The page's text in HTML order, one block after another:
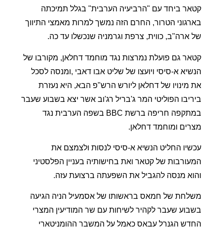
קטאר ביחד עם "הרביעיה הערבית" בגלל תמיכתה
בארגוני הטרור, החרם הזה נמשך למרות מאמצי התיווך
של ארה"ב, כווית, צרפת וגרמניה שנכשלו עד כה.
קטאר גם פועלת נמרצות נגד מוחמד דחלאן, מקורבו של
הנשיא א-סיסי ויועצו של שליט אבו דאבי ,ומנסה לסכל
את מינויו של דחלאן ליורש הרש"פ הבא, היא נעזרת
ביריבו הפוליטי המר ג'בריל רג'וב אשר יצא בשבוע שעבר
במתקפה חריפה ברשת BBC בשפה הערבית נגד
מצרים ומוחמד דחלאן.
עכשיו החליט הנשיא א-סיסי לנסות ולצמצם את
המעורבות של קטאר ואת בחישותיה בעניין הפלסטיני
והוא מנסה להגביל את השפעתה ברצועת עזה.
משלחת של חמאס בראשותו של אסמעיל הניה הגיעה
בשבוע שעבר לקהיר לשיחות עם שר המודיעין המצרי
החדש הגנרל עבאס כאמל על המשבר ההומניטארי